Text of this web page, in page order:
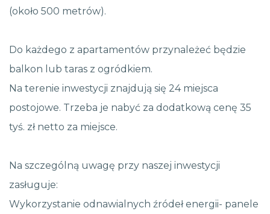
(około 500 metrów).
Do każdego z apartamentów przynależeć będzie
balkon lub taras z ogródkiem.
Na terenie inwestycji znajdują się 24 miejsca
postojowe. Trzeba je nabyć za dodatkową cenę 35
tyś. zł netto za miejsce.
Na szczególną uwagę przy naszej inwestycji
zasługuje:
Wykorzystanie odnawialnych źródeł energii- panele